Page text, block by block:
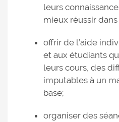
leurs
mieux réussir
offrir de l’aide
et aux étudiants
leurs cours, des
imputables à un
base;
organiser des